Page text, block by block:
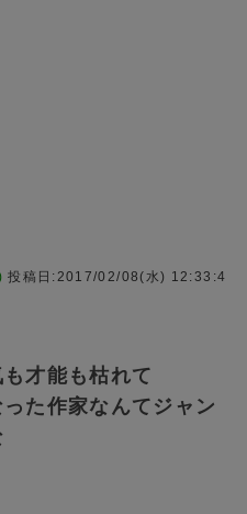
投稿日:2017/02/08(水) 12:33:4
才能も枯れて
た作家なんてジャン